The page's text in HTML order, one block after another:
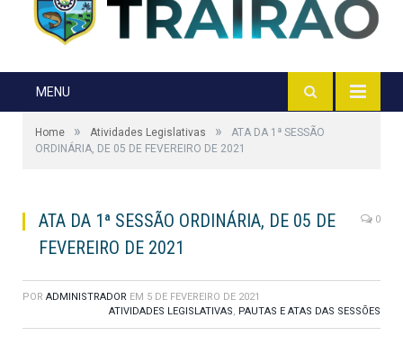
MENU
Home » Atividades Legislativas »
ATA DA 1ª SESSÃO
ORDINÁRIA, DE 05 DE FEVEREIRO DE 2021
ATA DA 1ª SESSÃO ORDINÁRIA, DE 05 DE
FEVEREIRO DE 2021
0
POR ADMINISTRADOR EM 5 DE FEVEREIRO DE 2021
ATIVIDADES LEGISLATIVAS, PAUTAS E ATAS DAS SESSÕES